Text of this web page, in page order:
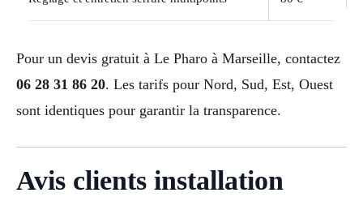
Pour un devis gratuit à Le Pharo à Marseille, contactez
06 28 31 86 20. Les tarifs pour Nord, Sud, Est, Ouest
sont identiques pour garantir la transparence.
Avis clients installation